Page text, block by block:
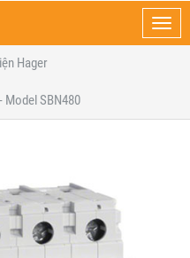
Hager
Model SBN480